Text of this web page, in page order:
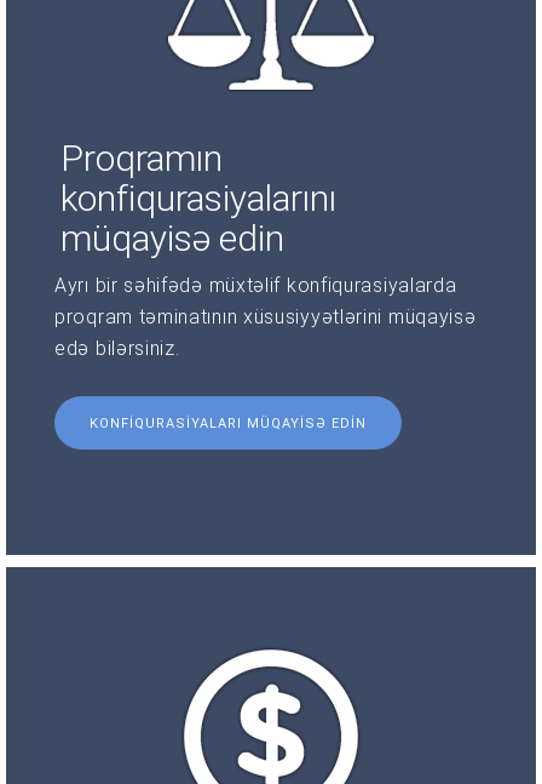
Proqramın
konfiqurasiyalarını
müqayisə edin
Ayrı bir səhifədə müxtəlif konfiqurasiyalarda
proqram təminatının xüsusiyyətlərini müqayisə
edə bilərsiniz.
KONFIQURASIYALARI MÜQAYISƏ EDIN